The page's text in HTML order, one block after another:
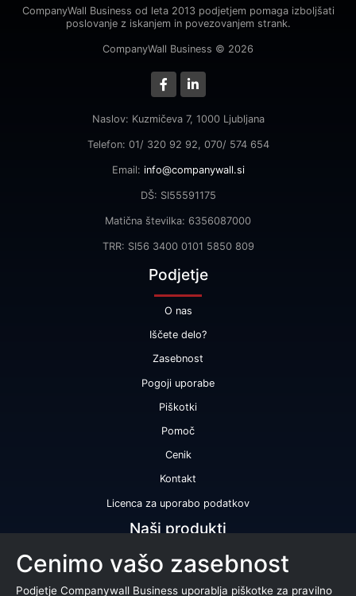
CompanyWall Business od leta 2013 podjetjem pomaga izboljšati
poslovanje z iskanjem in povezovanjem strank.
CompanyWall Business © 2026
Naslov: Kuzmičeva 7, 1000 Ljubljana
Telefon: 01/ 320 92 92, 070/ 574 654
Email: info@companywall.si
DŠ: SI55591175
Matična številka: 6356087000
TRR: SI56 3400 0101 5850 809
Podjetje
O nas
Iščete delo?
Zasebnost
Pogoji uporabe
Piškotki
Pomoč
Cenik
Kontakt
Licenca za uporabo podatkov
Naši produkti
Bonitetna ocena
Bonitetno poročilo
Cenimo vašo zasebnost
Podjetje Companywall Business uporablja piškotke za pravilno